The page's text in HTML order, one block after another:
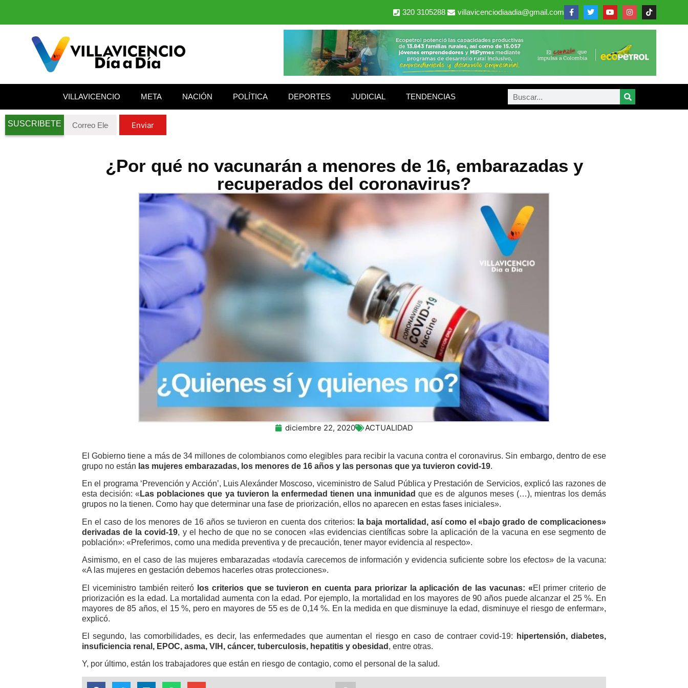
320 3105288 villavicenciodiaadia@gmail.com
VILLAVICENCIO META NACIÓN POLÍTICA DEPORTES JUDICIAL TENDENCIAS
SUSCRIBETE Enviar
¿Por qué no vacunarán a menores de 16, embarazadas y
recuperados del coronavirus?
diciembre 22, 2020 ACTUALIDAD
El Gobierno tiene a más de 34 millones de colombianos como elegibles para recibir la vacuna contra el coronavirus. Sin embargo, dentro de ese
grupo no están las mujeres embarazadas, los menores de 16 años y las personas que ya tuvieron covid-19.
En el programa ‘Prevención y Acción’, Luis Alexánder Moscoso, viceministro de Salud Pública y Prestación de Servicios, explicó las razones de
esta decisión: « Las poblaciones que ya tuvieron la enfermedad tienen una inmunidad que es de algunos meses (…), mientras los demás
grupos no la tienen. Como hay que determinar una fase de priorización, ellos no aparecen en estas fases iniciales».
En el caso de los menores de 16 años se tuvieron en cuenta dos criterios: la baja mortalidad, así como el «bajo grado de complicaciones»
derivadas de la covid-19, y el hecho de que no se conocen «las evidencias científicas sobre la aplicación de la vacuna en ese segmento de
población»: «Preferimos, como una medida preventiva y de precaución, tener mayor evidencia al respecto».
Asimismo, en el caso de las mujeres embarazadas «todavía carecemos de información y evidencia suficiente sobre los efectos» de la vacuna:
«A las mujeres en gestación debemos hacerles otras protecciones».
El viceministro también reiteró los criterios que se tuvieron en cuenta para priorizar la aplicación de las vacunas: «El primer criterio de
priorización es la edad. La mortalidad aumenta con la edad. Por ejemplo, la mortalidad en los mayores de 90 años puede alcanzar el 25 %. En
mayores de 85 años, el 15 %, pero en mayores de 55 es de 0,14 %. En la medida en que disminuye la edad, disminuye el riesgo de enfermar»,
explicó.
El segundo, las comorbilidades, es decir, las enfermedades que aumentan el riesgo en caso de contraer covid-19:
hipertensión, diabetes,
insuficiencia renal, EPOC, asma, VIH, cáncer, tuberculosis, hepatitis y obesidad , entre otras.
Y, por último, están los trabajadores que están en riesgo de contagio, como el personal de la salud.